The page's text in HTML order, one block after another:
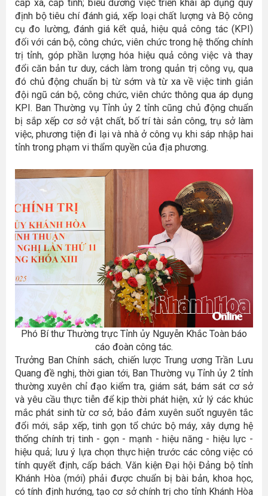
cấp xã, cấp tỉnh; biểu dương việc triển khai áp dụng quy
định bộ tiêu chí đánh giá, xếp loại chất lượng và Bộ công
cụ đo lường, đánh giá kết quả, hiệu quả công tác (KPI)
đối với cán bộ, công chức, viên chức trong hệ thống chính
trị tỉnh, góp phần lượng hóa hiệu quả công việc và thay
đổi căn bản tư duy, cách làm trong quản trị công vụ, qua
đó chủ động chuẩn bị từ sớm và từ xa về việc tinh giản
đội ngũ cán bộ, công chức, viên chức thông qua áp dụng
KPI. Ban Thường vụ Tỉnh ủy 2 tỉnh cũng chủ động chuẩn
bị sắp xếp cơ sở vật chất, bố trí tài sản công, trụ sở làm
việc, phương tiện đi lại và nhà ở công vụ khi sáp nhập hai
tỉnh trong phạm vi thẩm quyền của địa phương.
Phó Bí thư Thường trực Tỉnh ủy Nguyễn Khắc Toàn báo
cáo đoàn công tác.
Trưởng Ban Chính sách, chiến lược Trung ương Trần Lưu
Quang đề nghị, thời gian tới, Ban Thường vụ Tỉnh ủy 2 tỉnh
thường xuyên chỉ đạo kiểm tra, giám sát, bám sát cơ sở
và yêu cầu thực tiễn để kịp thời phát hiện, xử lý các khúc
mắc phát sinh từ cơ sở, bảo đảm xuyên suốt nguyên tắc
đổi mới, sắp xếp, tinh gọn tổ chức bộ máy, xây dựng hệ
thống chính trị tinh - gọn - mạnh - hiệu năng - hiệu lực -
hiệu quả; lưu ý lựa chọn thực hiện trước các công việc có
tính quyết định, cấp bách. Văn kiện Đại hội Đảng bộ tỉnh
Khánh Hòa (mới) phải được chuẩn bị bài bản, khoa học,
có tính định hướng, tạo cơ sở chính trị cho tỉnh Khánh Hòa